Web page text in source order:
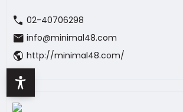
call 02-40706298
mail info@minimal48.com
public http://minimal48.com/